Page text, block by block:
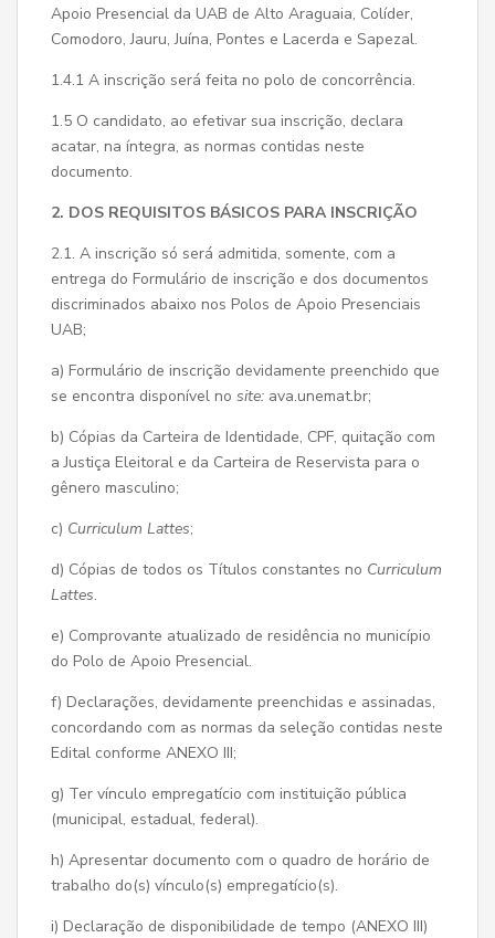
Apoio Presencial da UAB de Alto Araguaia, Colíder,
Comodoro, Jauru, Juína, Pontes e Lacerda e Sapezal.
1.4.1 A inscrição será feita no polo de concorrência.
1.5 O candidato, ao efetivar sua inscrição, declara
acatar, na íntegra, as normas contidas neste
documento.
2. DOS REQUISITOS BÁSICOS PARA INSCRIÇÃO
2.1. A inscrição só será admitida, somente, com a
entrega do Formulário de inscrição e dos documentos
discriminados abaixo nos Polos de Apoio Presenciais
UAB;
a) Formulário de inscrição devidamente preenchido que
se encontra disponível no site: ava.unemat.br;
b) Cópias da Carteira de Identidade, CPF, quitação com
a Justiça Eleitoral e da Carteira de Reservista para o
gênero masculino;
c) Curriculum Lattes;
d) Cópias de todos os Títulos constantes no Curriculum
Lattes.
e) Comprovante atualizado de residência no município
do Polo de Apoio Presencial.
f) Declarações, devidamente preenchidas e assinadas,
concordando com as normas da seleção contidas neste
Edital conforme ANEXO III;
g) Ter vínculo empregatício com instituição pública
(municipal, estadual, federal).
h) Apresentar documento com o quadro de horário de
trabalho do(s) vínculo(s) empregatício(s).
i) Declaração de disponibilidade de tempo (ANEXO III)